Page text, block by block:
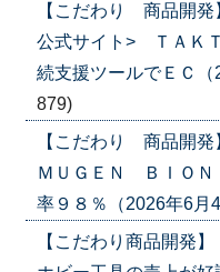
【こだわり 商品開
公式サイト> ＴＡＫ
続支援ツールでＥＣ
879)
【こだわり 商品開
ＭＵＧＥＮ ＢＩＯＮ
率９８％（2026年6月
【こだわり商品開発